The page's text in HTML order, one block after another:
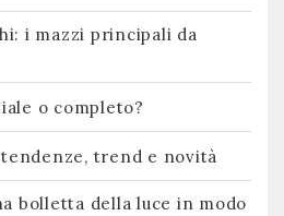
i mazzi principali da
o completo?
trend e novità
bolletta della luce in modo